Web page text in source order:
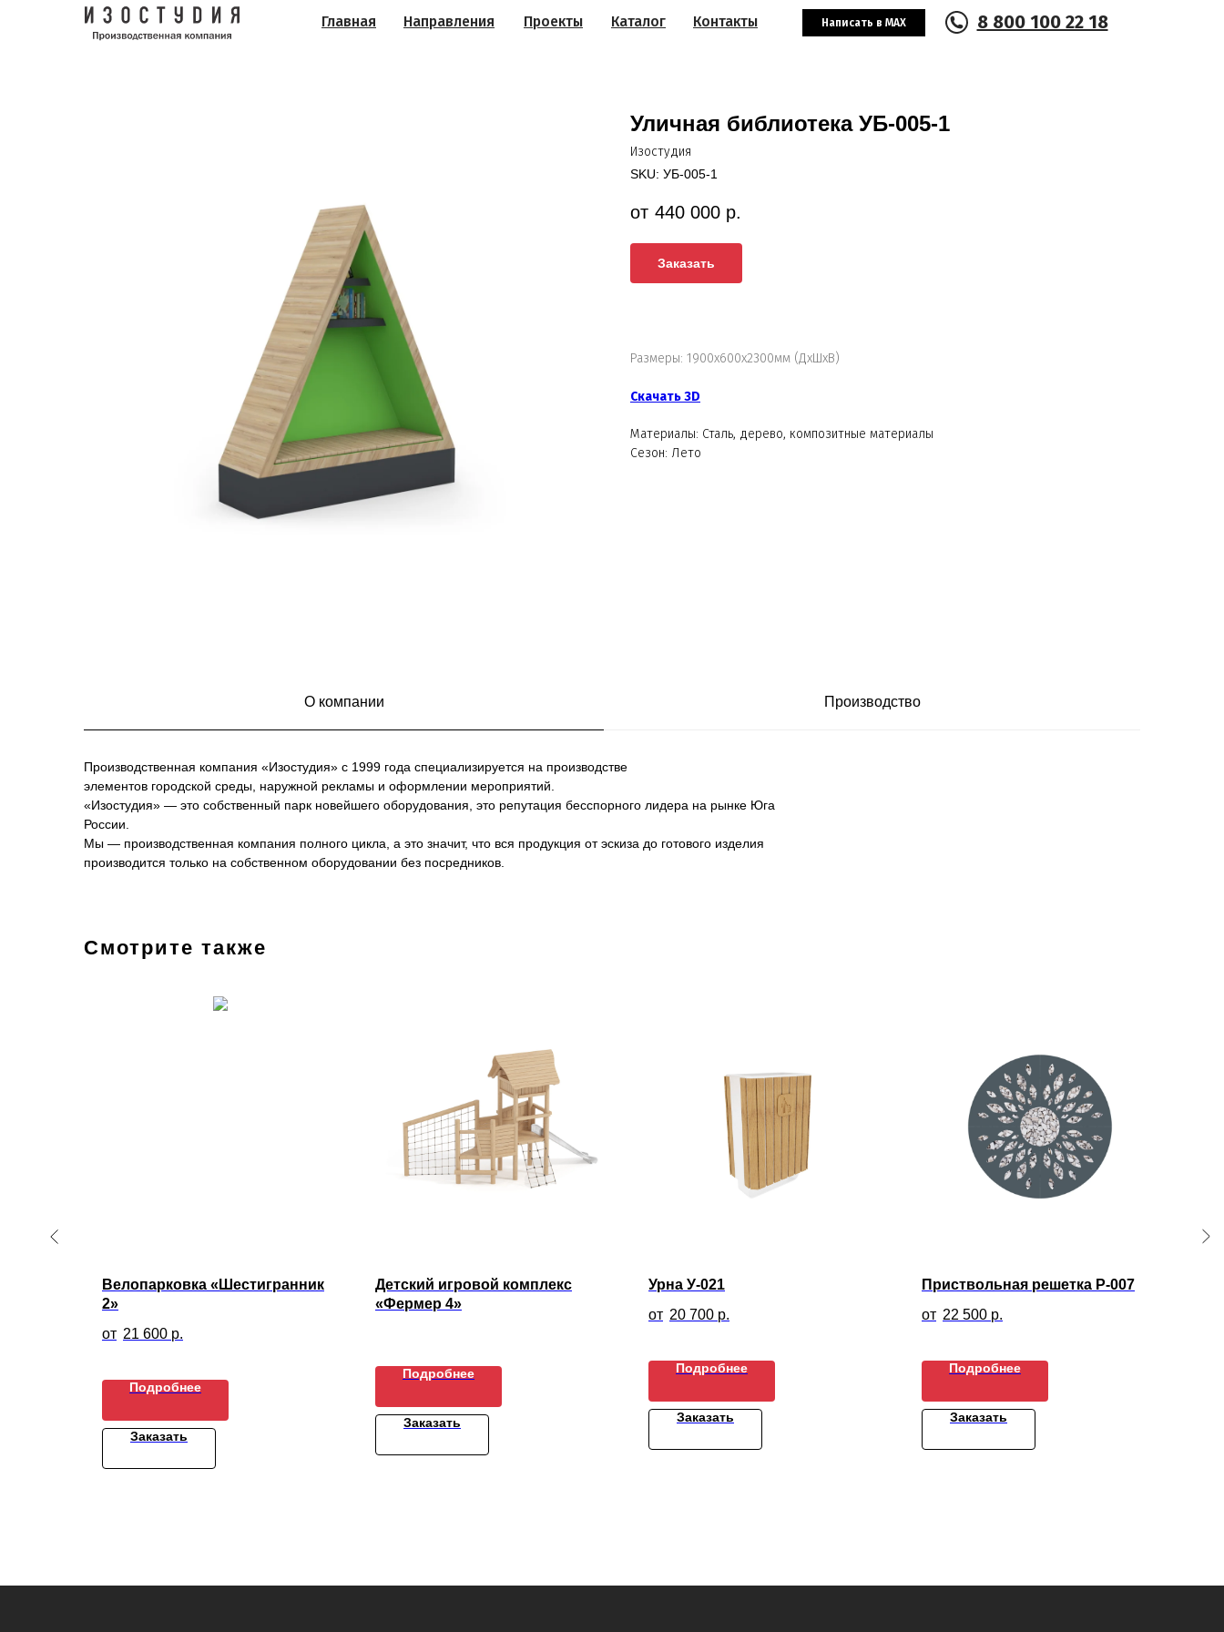
Главная Направления Контакты
Каталог 8 800 100 22 18
Проекты Написать в MAX
Уличная библиотека УБ-005-1
Изостудия
SKU: УБ-005-1
440 000 р.
Заказать
Размеры: 1900х600х2300мм (ДхШхВ)
Скачать 3D
Материалы: Сталь, дерево, композитные материалы
Сезон: Лето
О компании Производство
Производственная компания «Изостудия» с 1999 года специализируется на производстве
элементов городской среды, наружной рекламы и оформлении мероприятий.
«Изостудия» — это собственный парк новейшего оборудования, это репутация бесспорного лидера на рынке Юга
России.
Мы — производственная компания полного цикла, а это значит, что вся продукция от эскиза до готового изделия
производится только на собственном оборудовании без посредников.
Смотрите также
Велопарковка «Шестигранник
2»
21 600 р.
Подробнее
Заказать
Детский игровой комплекс
«Фермер 4»
Подробнее
Заказать
Урна У-021
20 700 р.
Подробнее
Заказать
Приствольная решетка Р-007
22 500 р.
Подробнее
Заказать